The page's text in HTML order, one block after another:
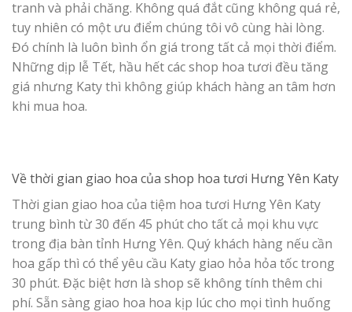
tranh và phải chăng. Không quá đắt cũng không quá rẻ,
tuy nhiên có một ưu điểm chúng tôi vô cùng hài lòng.
Đó chính là luôn bình ổn giá trong tất cả mọi thời điểm.
Những dịp lễ Tết, hầu hết các shop hoa tươi đều tăng
giá nhưng Katy thì không giúp khách hàng an tâm hơn
khi mua hoa.
Về thời gian giao hoa của shop hoa tươi Hưng Yên Katy
Thời gian giao hoa của tiệm hoa tươi Hưng Yên Katy
trung bình từ 30 đến 45 phút cho tất cả mọi khu vực
trong địa bàn tỉnh Hưng Yên. Quý khách hàng nếu cần
hoa gấp thì có thể yêu cầu Katy giao hỏa hỏa tốc trong
30 phút. Đặc biệt hơn là shop sẽ không tính thêm chi
phí. Sẵn sàng giao hoa hoa kịp lúc cho mọi tình huống